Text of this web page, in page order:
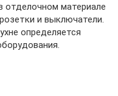
отделочном материале
и выключатели.
определяется